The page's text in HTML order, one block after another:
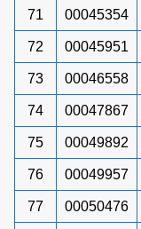
71 00045354
72 00045951
73 00046558
74 00047867
75 00049892
76 00049957
77 00050476